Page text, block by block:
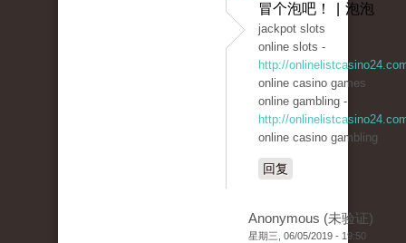
冒个泡吧！ | 泡泡
jackpot slots
online slots -
http://
online casino games
online gambling -
http://
online casino gambling
回复
Anonymous (未验证)
星期三, 06/05/2019 - 19:50